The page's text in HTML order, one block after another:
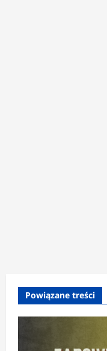
Powiązane treści